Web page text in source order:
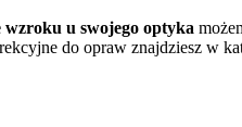
wzroku u swojego optyka
do opraw znajdziesz w